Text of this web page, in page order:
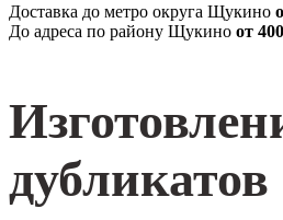
Доставка до метро округа Щукино
До адреса по району Щукино от
дубликатов